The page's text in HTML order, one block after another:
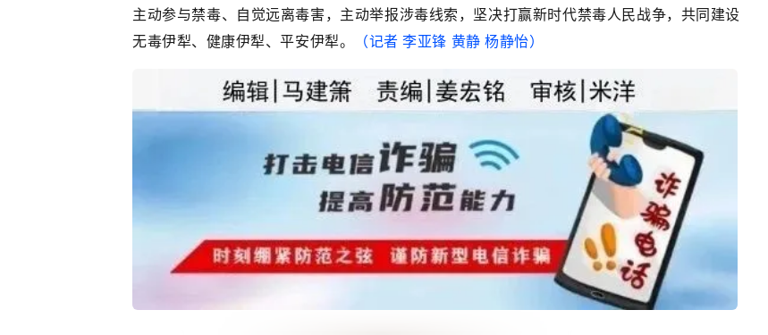
主动参与禁毒、自觉远离毒害，主动举报涉毒线索，坚决打赢新时代禁毒人民战争，共同建设
无毒伊犁、健康伊犁、平安伊犁。
（记者 李亚锋 黄静 杨静怡）